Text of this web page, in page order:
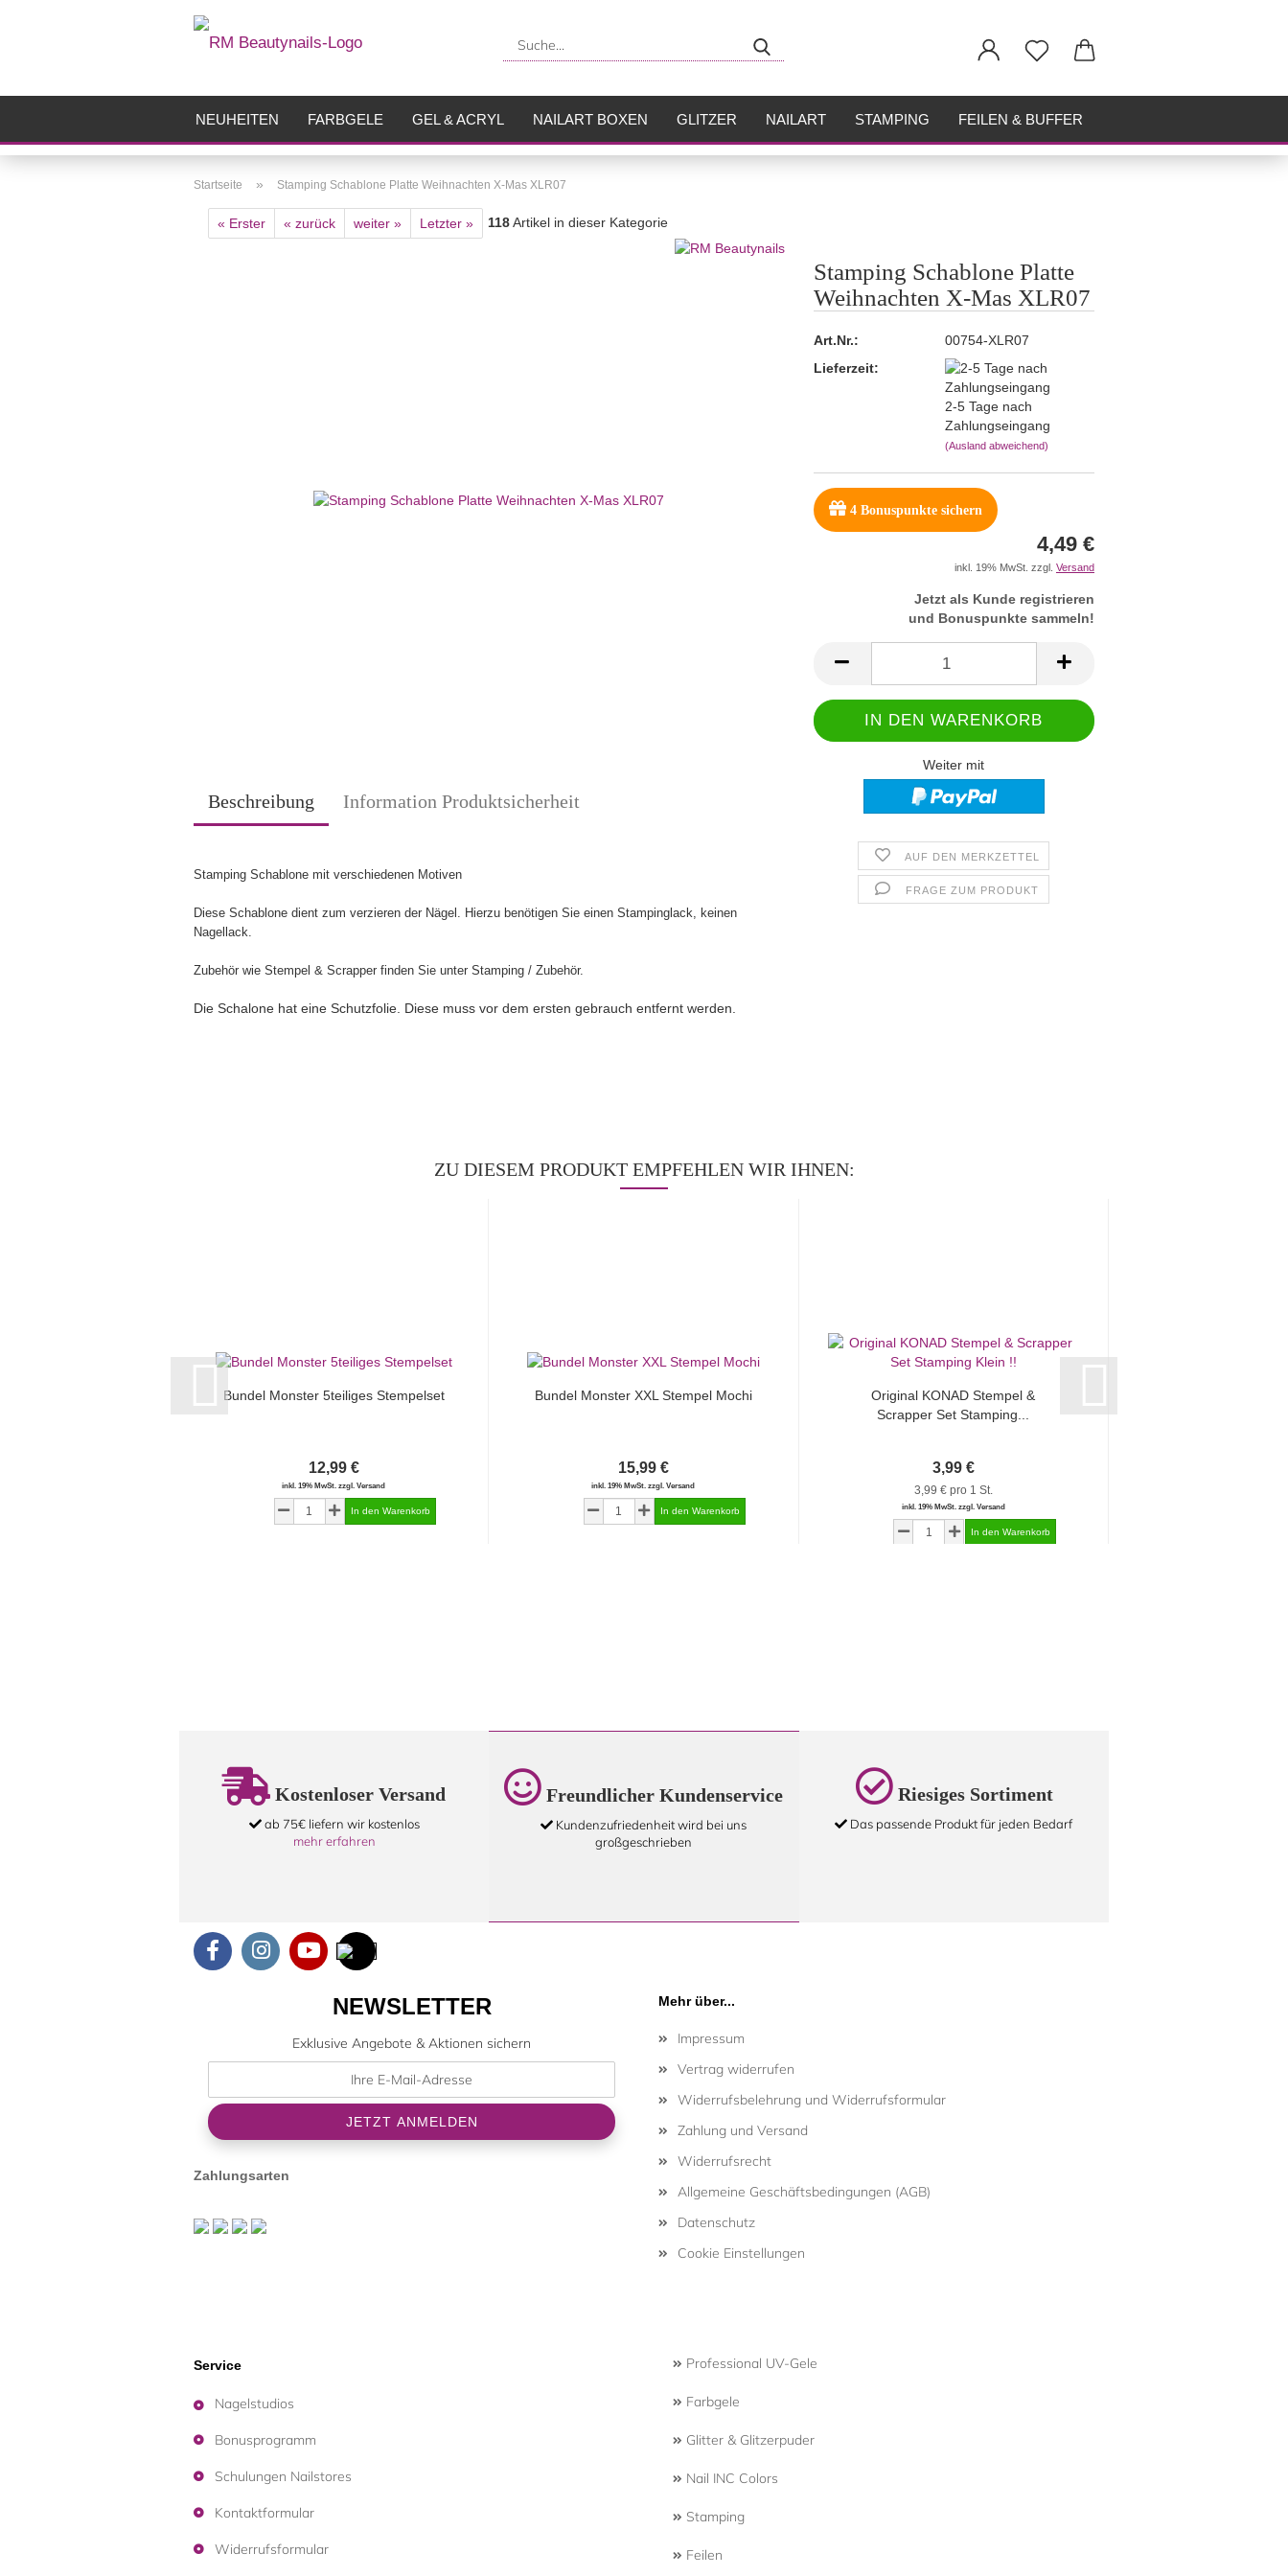
NEUHEITEN FARBGELE GEL & ACRYL NAILART BOXEN GLITZER NAILART STAMPING FEILEN & BUFFER
Startseite » Stamping Schablone Platte Weihnachten X-Mas XLR07
« Erster « zurück weiter » Letzter » 118Artikel in dieser Kategorie
Stamping Schablone Platte
Weihnachten X-Mas XLR07
Art.Nr.:
00754-XLR07
Lieferzeit:
2-5 Tage nach
Zahlungseingang
(Ausland abweichend)
4Bonuspunkte sichern
4,49 €
inkl. 19% MwSt. zzgl. Versand
Jetzt als Kunde registrieren
und Bonuspunkte sammeln!
Weiter mit
AUF DEN MERKZETTEL
FRAGE ZUM PRODUKT
Beschreibung Information Produktsicherheit
Stamping Schablone mit verschiedenen Motiven
Diese Schablone dient zum verzieren der Nägel. Hierzu benötigen Sie einen Stampinglack, keinen
Nagellack.
Zubehör wie Stempel & Scrapper finden Sie unter Stamping / Zubehör.
Die Schalone hat eine Schutzfolie. Diese muss vor dem ersten gebrauch entfernt werden.
ZU DIESEM PRODUKT EMPFEHLEN WIR IHNEN:
Bundel Monster 5teiliges Stempelset
12,99 €
inkl. 19% MwSt. zzgl. Versand
Bundel Monster XXL Stempel Mochi
15,99 €
inkl. 19% MwSt. zzgl. Versand
Original KONAD Stempel &
Scrapper Set Stamping...
3,99 €
3,99 € pro 1 St.
inkl. 19% MwSt. zzgl. Versand
Kostenloser Versand
ab 75€ liefern wir kostenlos
mehr erfahren
Freundlicher Kundenservice
Kundenzufriedenheit wird bei uns
großgeschrieben
Riesiges Sortiment
Das passende Produkt für jeden Bedarf
NEWSLETTER
Exklusive Angebote & Aktionen sichern
Zahlungsarten
Mehr über...
Impressum
Vertrag widerrufen
Widerrufsbelehrung und Widerrufsformular
Zahlung und Versand
Widerrufsrecht
Allgemeine Geschäftsbedingungen (AGB)
Datenschutz
Cookie Einstellungen
Service
Nagelstudios
Bonusprogramm
Schulungen Nailstores
Kontaktformular
Widerrufsformular
Professional UV-Gele
Farbgele
Glitter & Glitzerpuder
Nail INC Colors
Stamping
Feilen